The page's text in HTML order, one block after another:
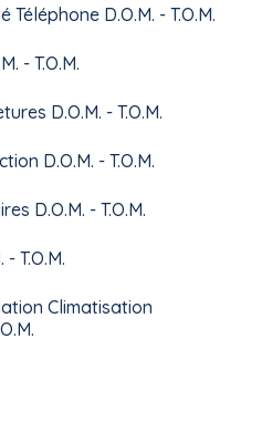
Téléphone D.O.M. - T.O.M.
- T.O.M.
D.O.M. - T.O.M.
D.O.M. - T.O.M.
D.O.M. - T.O.M.
T.O.M.
Climatisation